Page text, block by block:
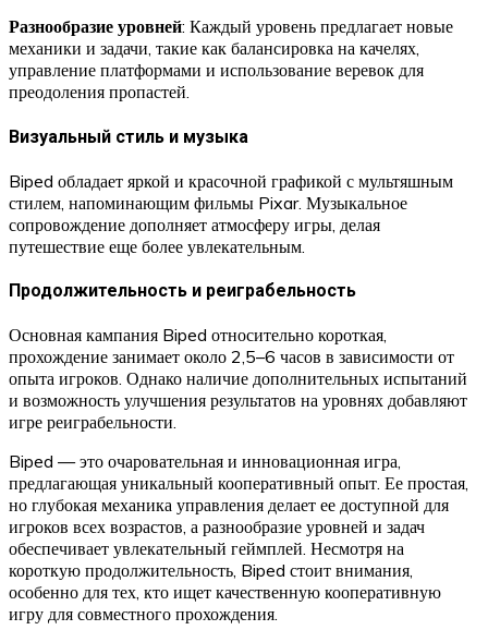
Разнообразие уровней: Каждый уровень предлагает новые
механики и задачи, такие как балансировка на качелях,
управление платформами и использование веревок для
преодоления пропастей.
Визуальный стиль и музыка
Biped обладает яркой и красочной графикой с мультяшным
стилем, напоминающим фильмы Pixar. Музыкальное
сопровождение дополняет атмосферу игры, делая
путешествие еще более увлекательным.
Продолжительность и реиграбельность
Основная кампания Biped относительно короткая,
прохождение занимает около 2,5–6 часов в зависимости от
опыта игроков. Однако наличие дополнительных испытаний
и возможность улучшения результатов на уровнях добавляют
игре реиграбельности.
Biped — это очаровательная и инновационная игра,
предлагающая уникальный кооперативный опыт. Ее простая,
но глубокая механика управления делает ее доступной для
игроков всех возрастов, а разнообразие уровней и задач
обеспечивает увлекательный геймплей. Несмотря на
короткую продолжительность, Biped стоит внимания,
особенно для тех, кто ищет качественную кооперативную
игру для совместного прохождения.